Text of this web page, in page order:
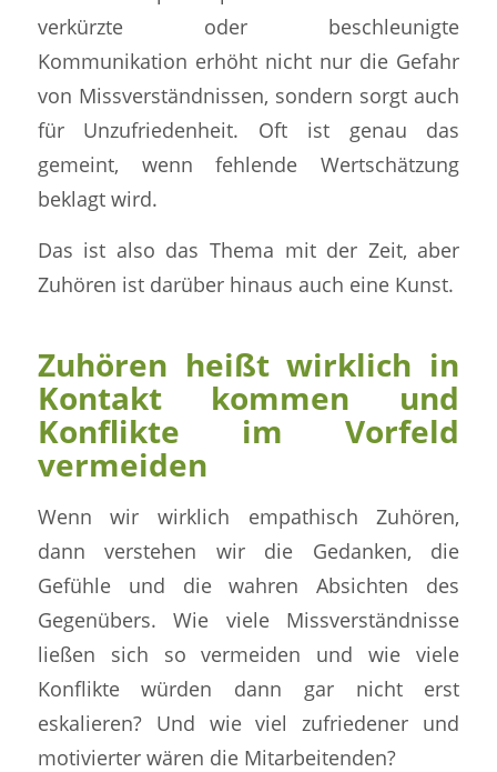
verkürzte oder beschleunigte
Kommunikation erhöht nicht nur die Gefahr
von Missverständnissen, sondern sorgt auch
für Unzufriedenheit. Oft ist genau das
gemeint, wenn fehlende Wertschätzung
beklagt wird.
Das ist also das Thema mit der Zeit, aber
Zuhören ist darüber hinaus auch eine Kunst.
Zuhören heißt wirklich in
Kontakt kommen und
Konflikte im Vorfeld
vermeiden
Wenn wir wirklich empathisch Zuhören,
dann verstehen wir die Gedanken, die
Gefühle und die wahren Absichten des
Gegenübers. Wie viele Missverständnisse
ließen sich so vermeiden und wie viele
Konflikte würden dann gar nicht erst
eskalieren? Und wie viel zufriedener und
motivierter wären die Mitarbeitenden?